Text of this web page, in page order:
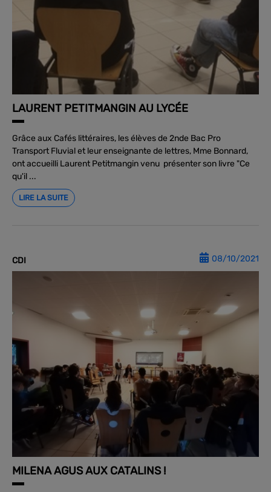
LAURENT PETITMANGIN AU LYCÉE
Grâce aux Cafés littéraires, les élèves de 2nde Bac Pro
Transport Fluvial et leur enseignante de lettres, Mme Bonnard,
ont accueilli Laurent Petitmangin venu présenter son livre "Ce
qu'il ...
LIRE LA SUITE
CDI 08/10/2021
MILENA AGUS AUX CATALINS !